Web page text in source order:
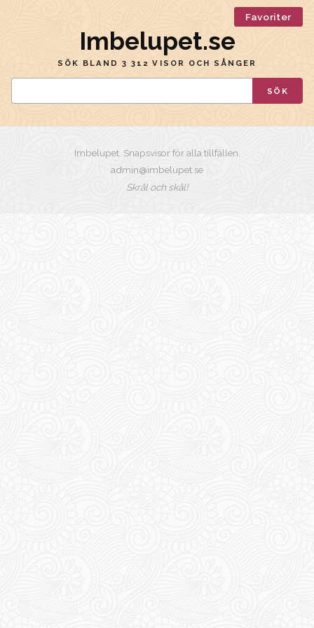
Favoriter
Imbelupet.se
SÖK BLAND 3 312 VISOR OCH SÅNGER
SÖK
Imbelupet. Snapsvisor för alla tillfällen.
admin@imbelupet.se
Skrål och skål!